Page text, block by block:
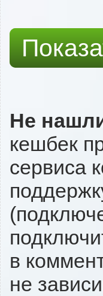
Не
кешбек
сервиса
в
не